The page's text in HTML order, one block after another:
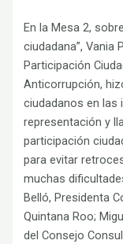
En la Mesa 2,
ciudadana”, Vania
Participación
Anticorrupción,
ciudadanos en las
representación y
participación
para evitar
muchas
Belló, Presidenta
Quintana Roo;
del Consejo